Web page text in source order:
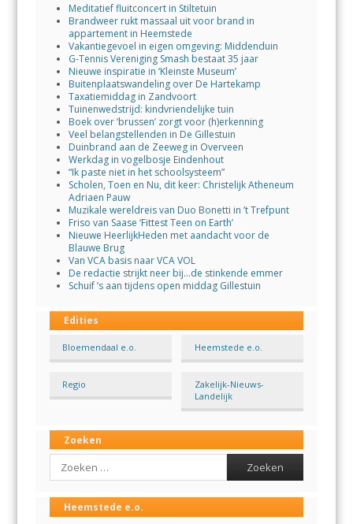
Meditatief fluitconcert in Stiltetuin
Brandweer rukt massaal uit voor brand in
appartement in Heemstede
Vakantiegevoel in eigen omgeving: Middenduin
G-Tennis Vereniging Smash bestaat 35 jaar
Nieuwe inspiratie in ‘Kleinste Museum’
Buitenplaatswandeling over De Hartekamp
Taxatiemiddag in Zandvoort
Tuinenwedstrijd: kindvriendelijke tuin
Boek over ‘brussen’ zorgt voor (h)erkenning
Veel belangstellenden in De Gillestuin
Duinbrand aan de Zeeweg in Overveen
Werkdag in vogelbosje Eindenhout
“Ik paste niet in het schoolsysteem”
Scholen, Toen en Nu, dit keer: Christelijk Atheneum
Adriaen Pauw
Muzikale wereldreis van Duo Bonetti in ’t Trefpunt
Friso van Saase ‘Fittest Teen on Earth’
Nieuwe HeerlijkHeden met aandacht voor de
Blauwe Brug
Van VCA basis naar VCA VOL
De redactie strijkt neer bij…de stinkende emmer
Schuif ’s aan tijdens open middag Gillestuin
Edities
Bloemendaal e.o. Heemstede e.o.
Regio
Zakelijk-Nieuws-
Landelijk
Zoeken
Search
Heemstede e.o.